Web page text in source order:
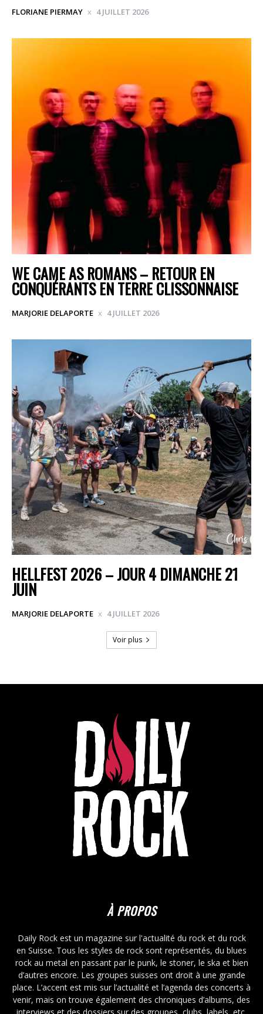
FLORIANE PIERMAY 4 JUILLET 2026
WE CAME AS ROMANS – RETOUR EN
CONQUÉRANTS EN TERRE CLISSONNAISE
MARJORIE DELAPORTE 4 JUILLET 2026
HELLFEST 2026 – JOUR 4 DIMANCHE 21
JUIN
MARJORIE DELAPORTE 4 JUILLET 2026
Voir plus
À PROPOS
Daily Rock est un magazine sur l'actualité du rock et du rock
en Suisse. Tous les styles de rock sont représentés, du blues
rock au metal en passant par le punk, le stoner, le ska et bien
d’autres encore. Les groupes suisses ont droit à une grande
place. L’accent est mis sur l’actualité et l’agenda des concerts à
venir, mais on trouve également des chroniques d’albums, des